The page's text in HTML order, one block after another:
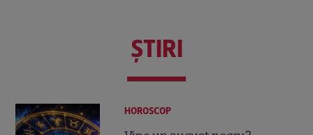
ŞTIRI
HOROSCOP